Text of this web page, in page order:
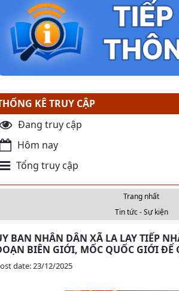
KÊ TRUY CẬP
Đang truy cập
Hôm nay
Tổng truy cập
Trang nhất
Tin tức - Sự kiện
BAN NHÂN DÂN XÃ LA LAY TIẾP
BIÊN GIỚI, MỐC QUỐC GIỚI ĐỂ
date: 23/12/2025